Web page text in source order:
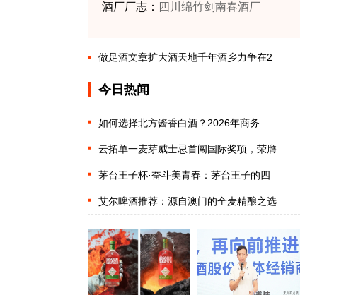
酒厂厂志： 四川绵竹剑南春酒厂
做足酒文章扩大酒天地千年酒乡力争在2
今日热闻
如何选择北方酱香白酒？2026年商务
云拓单一麦芽威士忌首闯国际奖项，荣膺
茅台王子杯·奋斗美青春：茅台王子的四
艾尔啤酒推荐：源自澳门的全麦精酿之选